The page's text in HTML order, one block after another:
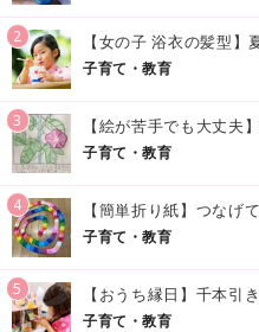
2
子育て・教育
3
子育て・教育
4
子育て・教育
5
子育て・教育